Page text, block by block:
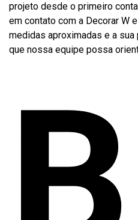
projeto desde o primeiro
em contato com a Decorar W
medidas aproximadas e a
que nossa equipe possa